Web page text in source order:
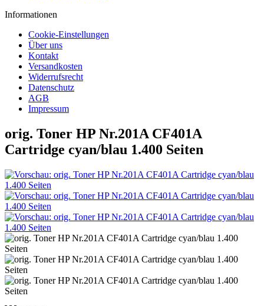
Informationen
Cookie-Einstellungen
Über uns
Kontakt
Versandkosten
Widerrufsrecht
Datenschutz
AGB
Impressum
orig. Toner HP Nr.201A CF401A
Cartridge cyan/blau 1.400 Seiten